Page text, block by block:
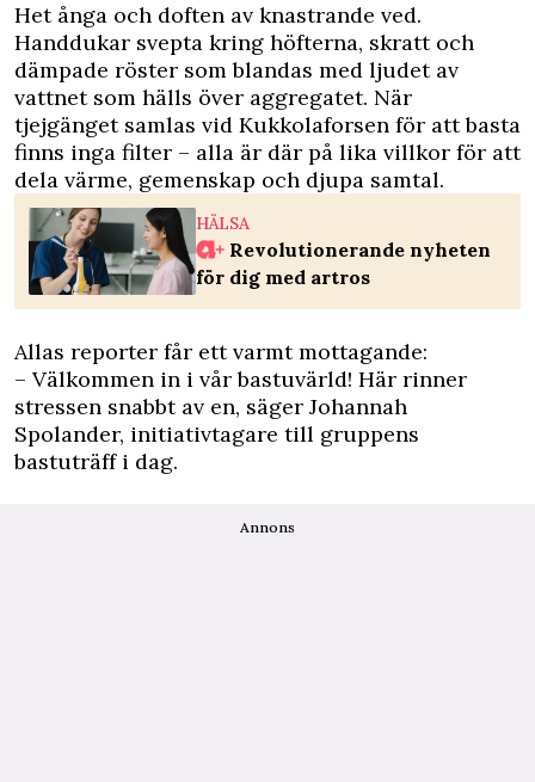
Het ånga och doften av knastrande ved.
Handdukar svepta kring höfterna, skratt och
dämpade röster som blandas med ljudet av
vattnet som hälls över aggregatet. När
tjejgänget samlas vid Kukkolaforsen för att basta
finns inga filter – alla är där på lika villkor för att
dela värme, gemenskap och djupa samtal.
HÄLSA
Revolutionerande nyheten
för dig med artros
Allas reporter får ett varmt mottagande:
– Välkommen in i vår bastuvärld! Här rinner
stressen snabbt av en, säger Johannah
Spolander, initiativtagare till gruppens
bastuträff i dag.
Annons